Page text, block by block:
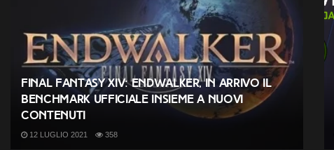
Final Fantasy XIV: Endwalker, in arrivo il
benchmark ufficiale insieme a nuovi
contenuti
12 LUGLIO 2021 358